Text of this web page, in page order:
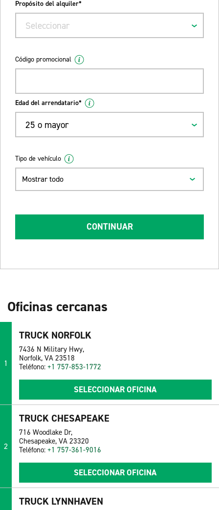
Propósito del alquiler*
Seleccionar
Código promocional
Edad del arrendatario*
25 o mayor
Tipo de vehículo
Mostrar todo
CONTINUAR
Oficinas cercanas
1
TRUCK NORFOLK
7436 N Military Hwy,
Norfolk, VA 23518
Teléfono: +1 757-853-1772
SELECCIONAR OFICINA
2
TRUCK CHESAPEAKE
716 Woodlake Dr,
Chesapeake, VA 23320
Teléfono: +1 757-361-9016
SELECCIONAR OFICINA
TRUCK LYNNHAVEN